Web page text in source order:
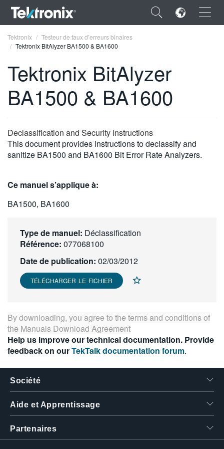
×
ENGLISH
FRANÇAIS
DEUTSCH
VIỆT NAM
繁體中文
Tektronix
Testeur de taux d’erreurs binaires
Tektronix BitAlyzer BA1500 & BA1600
Tektronix BitAlyzer
BA1500 & BA1600
Declassification and Security Instructions
This document provides instructions to declassify and
sanitize BA1500 and BA1600 Bit Error Rate Analyzers.
Ce manuel s’applique à:
BA1500, BA1600
Type de manuel: Déclassification
Référence: 077068100
Date de publication: 02/03/2012
TÉLÉCHARGER LE FICHIER
By downloading, you agree to the terms and conditions of
the Manuals Download Agreement
Help us improve our technical documentation. Provide
feedback on ourTekTalk documentation forum.
Société
Aide et Apprentissage
Partenaires